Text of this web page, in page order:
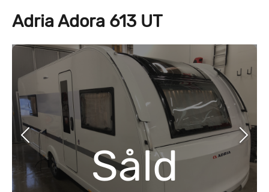
Adria Adora 613 UT
Såld